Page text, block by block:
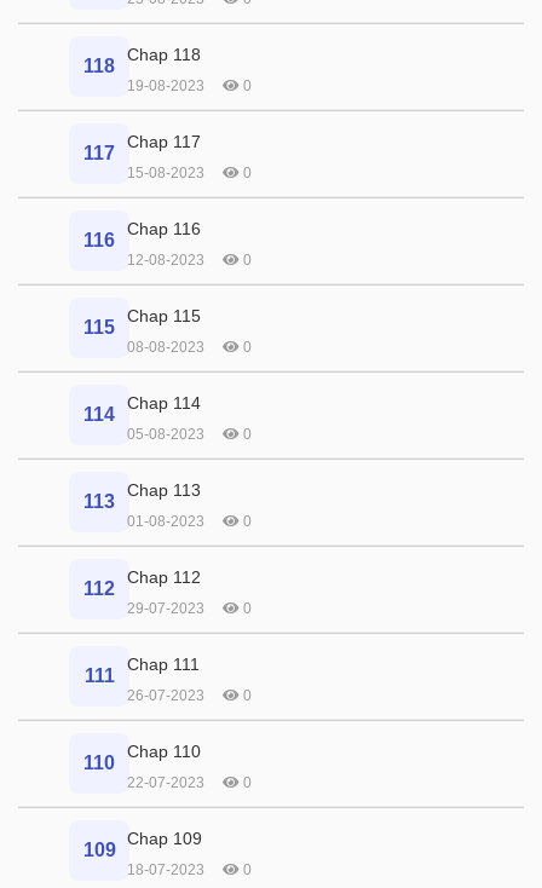
118
Chap 118
19-08-2023 0
117
Chap 117
15-08-2023 0
116
Chap 116
12-08-2023 0
115
Chap 115
08-08-2023 0
114
Chap 114
05-08-2023 0
113
Chap 113
01-08-2023 0
112
Chap 112
29-07-2023 0
111
Chap 111
26-07-2023 0
110
Chap 110
22-07-2023 0
109
Chap 109
18-07-2023 0